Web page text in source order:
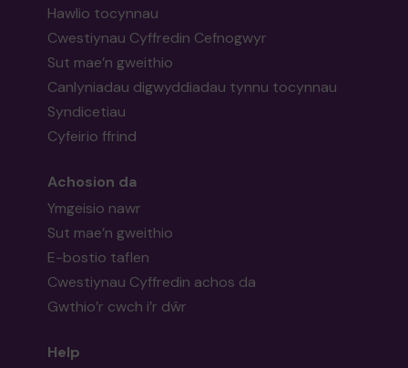
Hawlio tocynnau
Cwestiynau Cyffredin Cefnogwyr
Sut mae’n gweithio
Canlyniadau digwyddiadau tynnu tocynnau
Syndicetiau
Cyfeirio ffrind
Achosion da
Ymgeisio nawr
Sut mae’n gweithio
E-bostio taflen
Cwestiynau Cyffredin achos da
Gwthio’r cwch i’r dŵr
Help